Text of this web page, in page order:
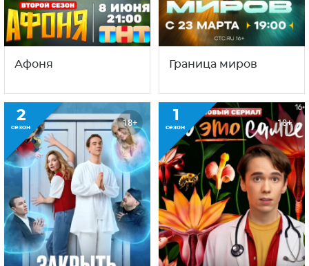
Афоня Граница миров
2
сезон 18+ 1
сезон 18+